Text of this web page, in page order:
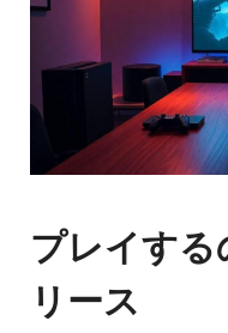
プレイする
リース